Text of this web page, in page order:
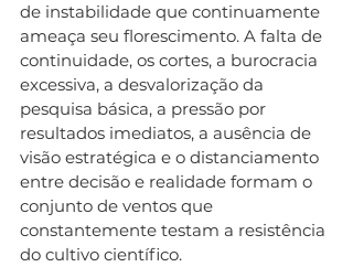
de instabilidade que continuamente
ameaça seu florescimento. A falta de
continuidade, os cortes, a burocracia
excessiva, a desvalorização da
pesquisa básica, a pressão por
resultados imediatos, a ausência de
visão estratégica e o distanciamento
entre decisão e realidade formam o
conjunto de ventos que
constantemente testam a resistência
do cultivo científico.